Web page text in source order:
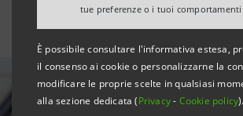
tue preferenze o i tuoi
È possibile consultare l'informativa estesa,
il consenso ai cookie o personalizzarne la
modificare le proprie scelte in qualsiasi
alla sezione dedicata (Privacy- Cookie policy).